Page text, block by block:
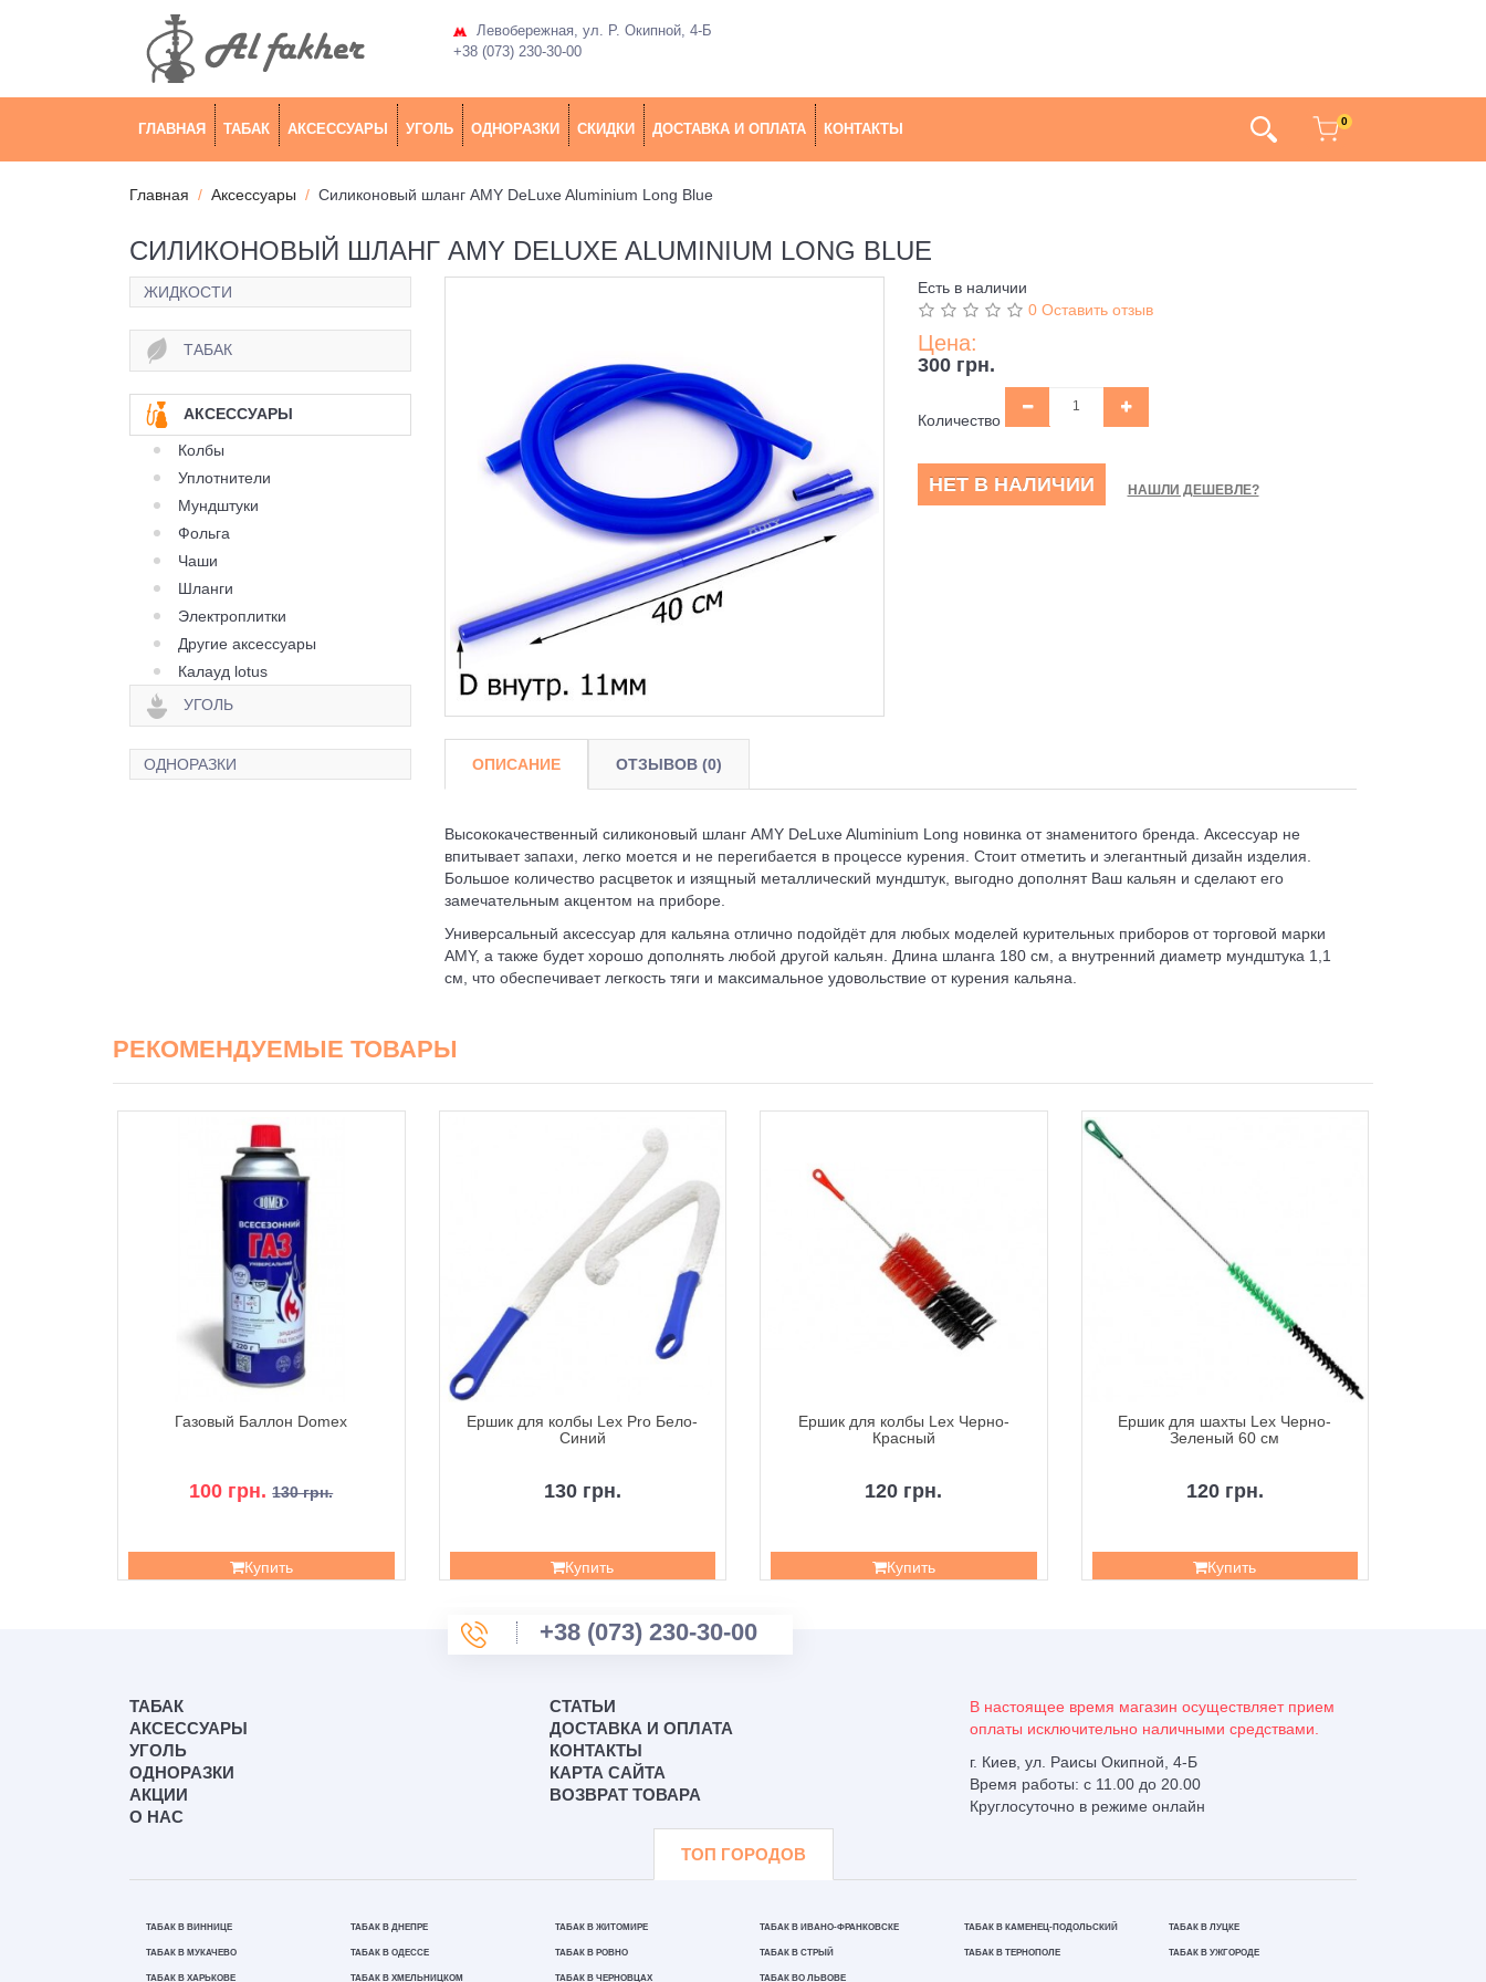
Левобережная, ул. Р. Окипной, 4-Б
+38 (073) 230-30-00
ГЛАВНАЯ ТАБАК АКСЕССУАРЫ УГОЛЬ ОДНОРАЗКИ СКИДКИ ДОСТАВКА И ОПЛАТА КОНТАКТЫ 0
Главная Аксессуары Силиконовый шланг AMY DeLuxe Aluminium Long Blue
СИЛИКОНОВЫЙ ШЛАНГ AMY DELUXE ALUMINIUM LONG BLUE
ЖИДКОСТИ
ТАБАК
АКСЕССУАРЫ
Колбы
Уплотнители
Мундштуки
Фольга
Чаши
Шланги
Электроплитки
Другие аксессуары
Калауд lotus
УГОЛЬ
ОДНОРАЗКИ
Есть в наличии
0 Оставить отзыв
Цена:
300 грн.
Количество
НЕТ В НАЛИЧИИ НАШЛИ ДЕШЕВЛЕ?
ОПИСАНИЕ ОТЗЫВОВ (0)
Высококачественный силиконовый шланг AMY DeLuxe Aluminium Long новинка от знаменитого бренда. Аксессуар не
впитывает запахи, легко моется и не перегибается в процессе курения. Стоит отметить и элегантный дизайн изделия.
Большое количество расцветок и изящный металлический мундштук, выгодно дополнят Ваш кальян и сделают его
замечательным акцентом на приборе.
Универсальный аксессуар для кальяна отлично подойдёт для любых моделей курительных приборов от торговой марки
AMY, а также будет хорошо дополнять любой другой кальян. Длина шланга 180 см, а внутренний диаметр мундштука 1,1
см, что обеспечивает легкость тяги и максимальное удовольствие от курения кальяна.
РЕКОМЕНДУЕМЫЕ ТОВАРЫ
Газовый Баллон Domex
100 грн. 130 грн.
Купить
Ершик для колбы Lex Pro Бело-
Синий
130 грн.
Купить
Ершик для колбы Lex Черно-
Красный
120 грн.
Купить
Ершик для шахты Lex Черно-
Зеленый 60 см
120 грн.
Купить
+38 (073) 230-30-00
ТАБАК
АКСЕССУАРЫ
УГОЛЬ
ОДНОРАЗКИ
АКЦИИ
О НАС
СТАТЬИ
ДОСТАВКА И ОПЛАТА
КОНТАКТЫ
КАРТА САЙТА
ВОЗВРАТ ТОВАРА
В настоящее время магазин осуществляет прием
оплаты исключительно наличными средствами.
г. Киев, ул. Раисы Окипной, 4-Б
Время работы: с 11.00 до 20.00
Круглосуточно в режиме онлайн
ТОП ГОРОДОВ
ТАБАК В ВИННИЦЕ ТАБАК В ДНЕПРЕ ТАБАК В ЖИТОМИРЕ ТАБАК В ИВАНО-ФРАНКОВСКЕ ТАБАК В КАМЕНЕЦ-ПОДОЛЬСКИЙ ТАБАК В ЛУЦКЕ
ТАБАК В МУКАЧЕВО ТАБАК В ОДЕССЕ ТАБАК В РОВНО ТАБАК В СТРЫЙ ТАБАК В ТЕРНОПОЛЕ ТАБАК В УЖГОРОДЕ
ТАБАК В ХАРЬКОВЕ ТАБАК В ХМЕЛЬНИЦКОМ ТАБАК В ЧЕРНОВЦАХ ТАБАК ВО ЛЬВОВЕ